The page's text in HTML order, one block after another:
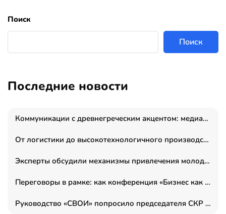
Поиск
Поиск
Последние новости
Коммуникации с древнегреческим акцентом: медиаменеджер и журналист Владимир Дергачев запустил коммуникационное агентство «Сократ 2.0»
От логистики до высокотехнологичного производства: как основатель “гагаринга” выстраивает экосистему безопасности и гражданских БПЛА
Эксперты обсудили механизмы привлечения молодых специалистов в промышленные города
Переговоры в рамке: как конференция «Бизнес как искусство» переформатирует деловой этикет в стенах ТПП РФ
Руководство «СВОИ» попросило председателя СКР дать правовую оценку обысков в тыловом штабе